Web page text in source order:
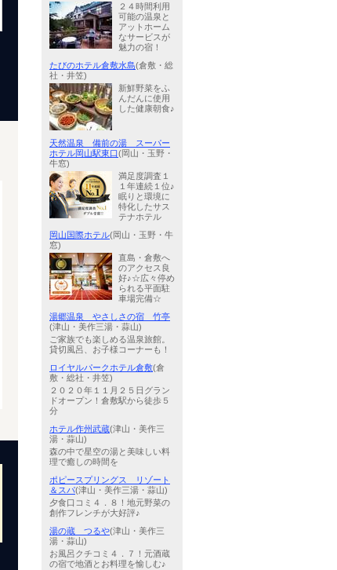
２４時間利用
可能の温泉と
アットホーム
なサービスが
魅力の宿！
たびのホテル倉敷水島(倉敷・総
社・井笠)
新鮮野菜をふ
んだんに使用
した健康朝食♪
天然温泉 備前の湯 スーパー
ホテル岡山駅東口(岡山・玉野・
牛窓)
満足度調査１
１年連続１位♪
眠りと環境に
特化したサス
テナホテル
岡山国際ホテル(岡山・玉野・牛
窓)
直島・倉敷へ
のアクセス良
好♪☆広々停め
られる平面駐
車場完備☆
湯郷温泉 やさしさの宿 竹亭
(津山・美作三湯・蒜山)
ご家族でも楽しめる温泉旅館。
貸切風呂、お子様コーナーも！
ロイヤルパークホテル倉敷(倉
敷・総社・井笠)
２０２０年１１月２５日グラン
ドオープン！倉敷駅から徒歩５
分
ホテル作州武蔵(津山・美作三
湯・蒜山)
森の中で星空の湯と美味しい料
理で癒しの時間を
ポピースプリングス リゾート
＆スパ(津山・美作三湯・蒜山)
夕食口コミ４．８！地元野菜の
創作フレンチが大好評♪
湯の蔵 つるや(津山・美作三
湯・蒜山)
お風呂クチコミ４．７！元酒蔵
の宿で地酒とお料理を愉しむ♪